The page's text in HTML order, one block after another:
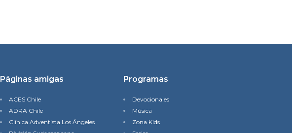
Páginas amigas
ACES Chile
ADRA Chile
Clínica Adventista Los Ángeles
Programas
Devocionales
Música
Zona Kids